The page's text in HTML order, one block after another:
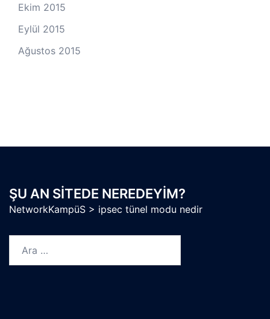
Ekim 2015
Eylül 2015
Ağustos 2015
ŞU AN SITEDE NEREDEYIM?
NetworkKampüS > ipsec tünel modu nedir